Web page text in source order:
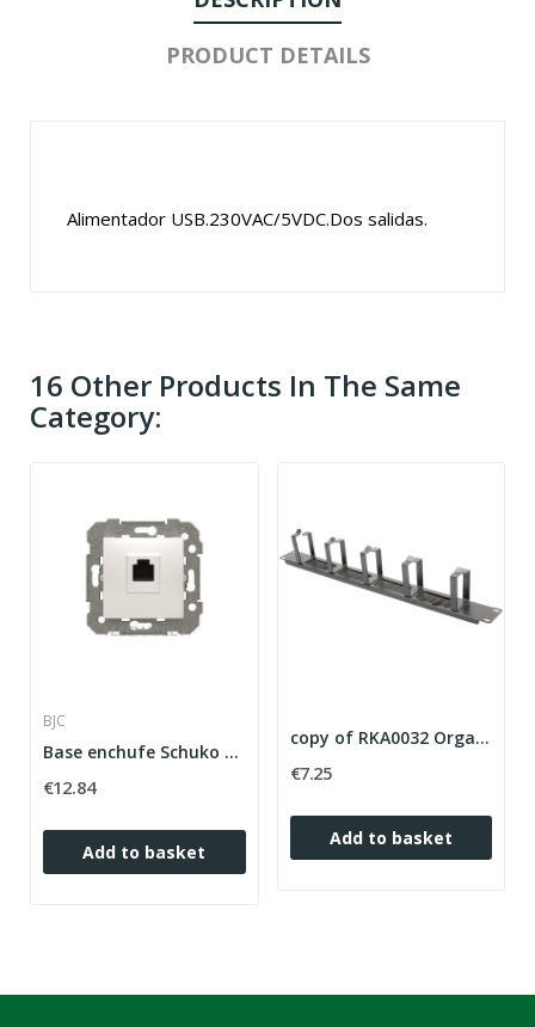
PRODUCT DETAILS
Alimentador USB.230VAC/5VDC.Dos salidas.
16 Other Products In The Same
Category:
BJC
Base enchufe Schuko emborne con tornillo...
€12.84
Add to basket
copy of RKA0032 Organizador de cables con...
€7.25
Add to basket